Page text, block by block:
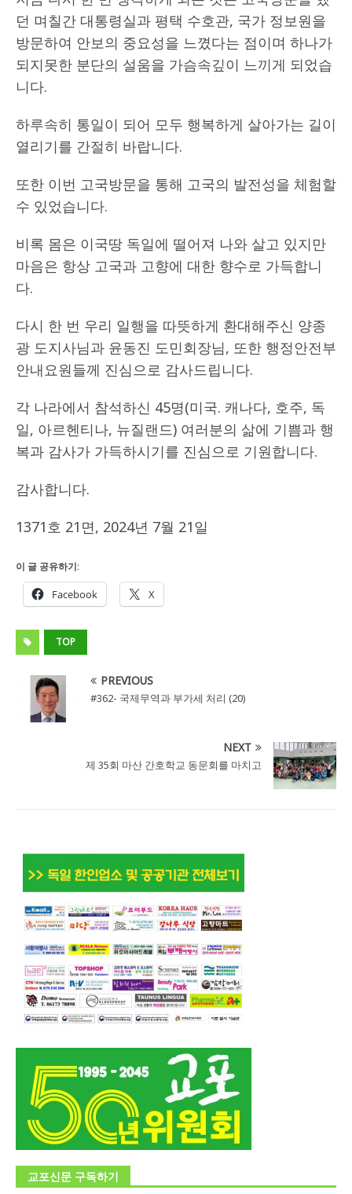
던 며칠간 대통령실과 평택 수호관, 국가 정보원을
방문하여 안보의 중요성을 느꼈다는 점이며 하나가
되지못한 분단의 설움을 가슴속깊이 느끼게 되었습
니다.
하루속히 통일이 되어 모두 행복하게 살아가는 길이
열리기를 간절히 바랍니다.
또한 이번 고국방문을 통해 고국의 발전성을 체험할
수 있었습니다.
비록 몸은 이국땅 독일에 떨어져 나와 살고 있지만
마음은 항상 고국과 고향에 대한 향수로 가득합니
다.
다시 한 번 우리 일행을 따뜻하게 환대해주신 양종
광 도지사님과 윤동진 도민회장님, 또한 행정안전부
안내요원들께 진심으로 감사드립니다.
각 나라에서 참석하신 45명(미국. 캐나다, 호주, 독
일, 아르헨티나, 뉴질랜드) 여러분의 삶에 기쁨과 행
복과 감사가 가득하시기를 진심으로 기원합니다.
감사합니다.
1371호 21면, 2024년 7월 21일
이 글 공유하기:
Facebook X
TOP
PREVIOUS
#362- 국제무역과 부가세 처리 (20)
NEXT
제 35회 마산 간호학교 동문회를 마치고
교포신문 구독하기